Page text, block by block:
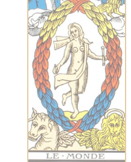
Incarne
l’accomplissement,
la réalisation et
l’intégration. Le
Monde indique
souvent que vous
avez atteint une
étape importante
de votre voyage.